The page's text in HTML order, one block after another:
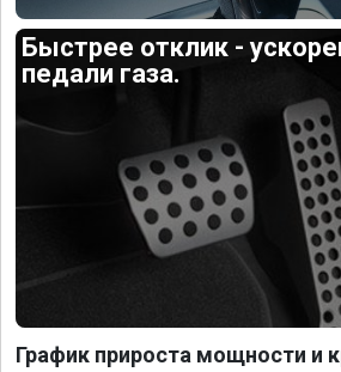
Быстрее отклик -
педали газа.
График прироста мощности и